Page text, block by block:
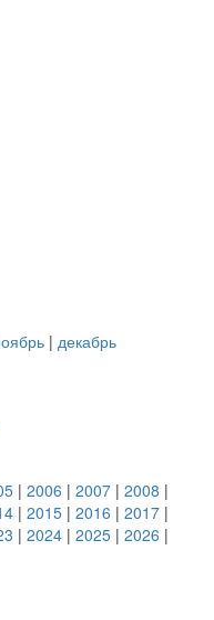
| декабрь
| 2006 | 2007 | 2008 |
| 2015 | 2016 | 2017 |
| 2024 | 2025 | 2026 |